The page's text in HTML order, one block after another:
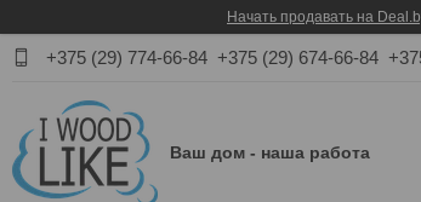
Начать продавать на
+375 (29) 774-66-84 +375 (29) 674-66-84
Ваш дом - наша работа